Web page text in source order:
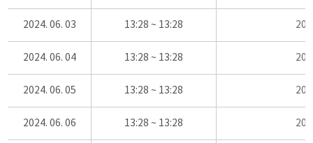
2024. 06. 03 13:28 ~ 13:28
2024. 06. 04 13:28 ~ 13:28
2024. 06. 05 13:28 ~ 13:28
2024. 06. 06 13:28 ~ 13:28